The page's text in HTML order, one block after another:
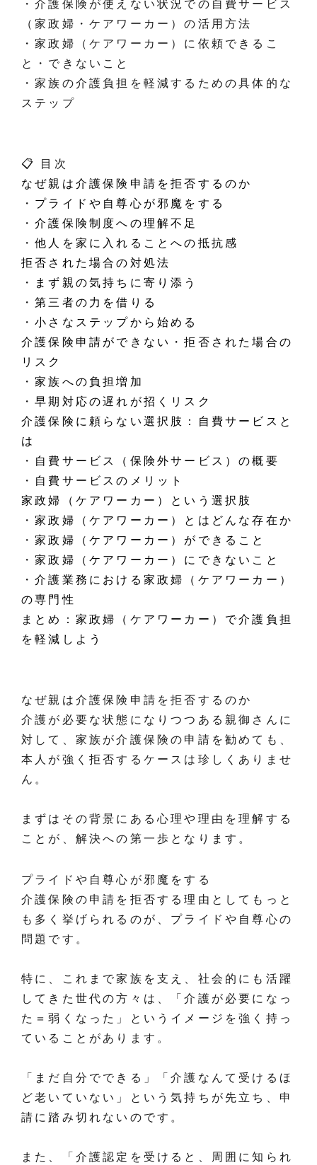
・介護保険が使えない状況での自費サービス
（家政婦・ケアワーカー）の活用方法
・家政婦（ケアワーカー）に依頼できるこ
と・できないこと
・家族の介護負担を軽減するための具体的な
ステップ
📋 目次
なぜ親は介護保険申請を拒否するのか
・ プライドや自尊心が邪魔をする
・介護保険制度への理解不足
・他人を家に入れることへの抵抗感
拒否された場合の対処法
・
まず親の気持ちに寄り添う
・第三者の力を借りる
・小さなステップから始める
介護保険申請ができない・拒否された場合の
リスク
・家族への負担増加
・早期対応の遅れが招くリスク
介護保険に頼らない選択肢：自費サービスと
は
・
自費サービス（保険外サービス）の概要
・
自費サービスのメリット
家政婦（ケアワーカー）という選択肢
・家政婦（ケアワーカー）とはどんな存在か
・家政婦（ケアワーカー）ができること
・家政婦（ケアワーカー）にできないこと
・介護業務における家政婦（ケアワーカー）
の専門性
まとめ：家政婦（ケアワーカー）で介護負担
を軽減しよう
なぜ親は介護保険申請を拒否するのか
介護が必要な状態になりつつある親御さんに
対して、家族が介護保険の申請を勧めても、
本人が強く拒否するケースは珍しくありませ
ん。
まずはその背景にある心理や理由を理解する
ことが、解決への第一歩となります。
プライドや自尊心が邪魔をする
介護保険の申請を拒否する理由としてもっと
も多く挙げられるのが、プライドや自尊心の
問題です。
特に、これまで家族を支え、社会的にも活躍
してきた世代の方々は、「介護が必要になっ
た＝弱くなった」というイメージを強く持っ
ていることがあります。
「まだ自分でできる」「介護なんて受けるほ
ど老いていない」という気持ちが先立ち、申
請に踏み切れないのです。
また、「介護認定を受けると、周囲に知られ